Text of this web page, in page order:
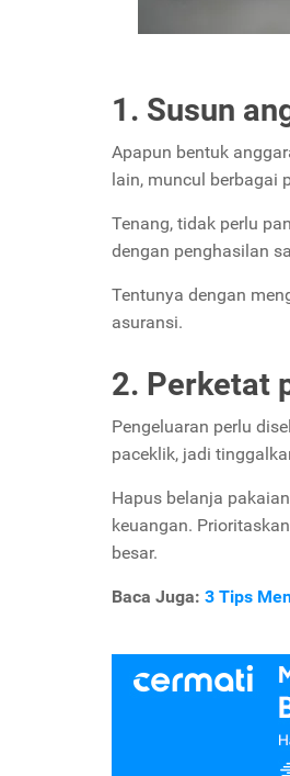
1. Susun
Apapun bentuk
lain, muncul berbagai
Tenang, tidak perlu
dengan penghasilan
Tentunya dengan
asuransi.
2. Perketat
Pengeluaran perlu
paceklik, jadi
Hapus belanja
keuangan.
besar.
Baca Juga: 3 Tips